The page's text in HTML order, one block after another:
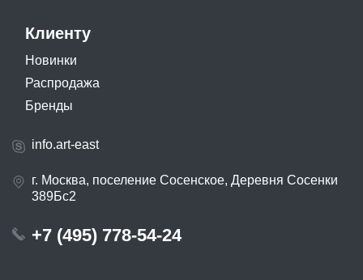
Клиенту
Новинки
Распродажа
Бренды
info.art-east
г. Москва, поселение Сосенское, Деревня Сосенки
389Бс2
+7 (495) 778-54-24